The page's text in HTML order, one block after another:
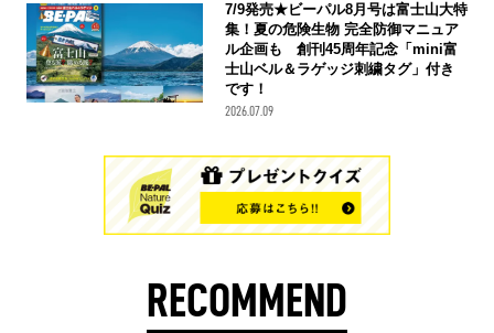
7/9発売★ビーパル8月号は富士山大特
集！夏の危険生物 完全防御マニュア
ル企画も 創刊45周年記念「mini富
士山ベル＆ラゲッジ刺繍タグ」付き
です！
2026.07.09
RECOMMEND